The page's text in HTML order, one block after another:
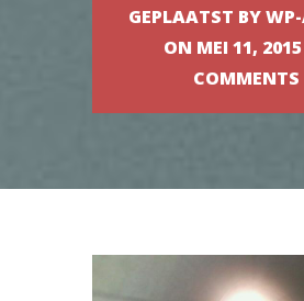
GEPLAATST BY
ON MEI 11,
COMMENTS